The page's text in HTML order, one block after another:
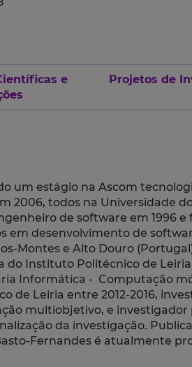
e
Projetos de
estágio na Ascom
2006, todos na Universidade
de software em 1996
em desenvolvimento de
Montes e Alto Douro
Instituto Politécnico de
Informática - Computação
Leiria entre 2012-2016,
multiobjetivo, e
da investigação.
Fernandes é atualmente